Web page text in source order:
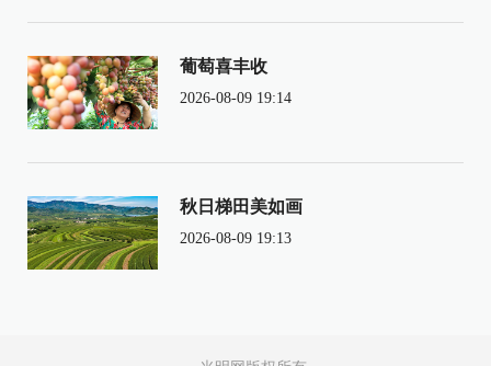
葡萄喜丰收
2026-08-09 19:14
秋日梯田美如画
2026-08-09 19:13